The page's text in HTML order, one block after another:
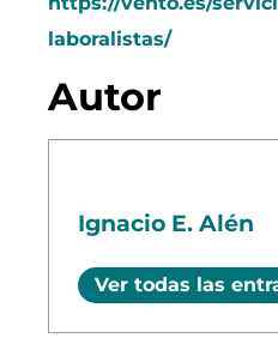
laboralistas/
Autor
Ignacio E. Alén
Ver todas las